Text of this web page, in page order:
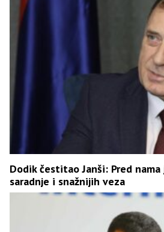
Dodik čestitao Janši: Pred
saradnje i snažnijih veza